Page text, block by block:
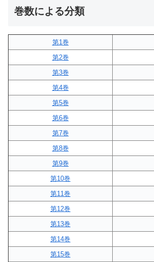
巻数による分類
第1巻
第2巻
第3巻
第4巻
第5巻
第6巻
第7巻
第8巻
第9巻
第10巻
第11巻
第12巻
第13巻
第14巻
第15巻